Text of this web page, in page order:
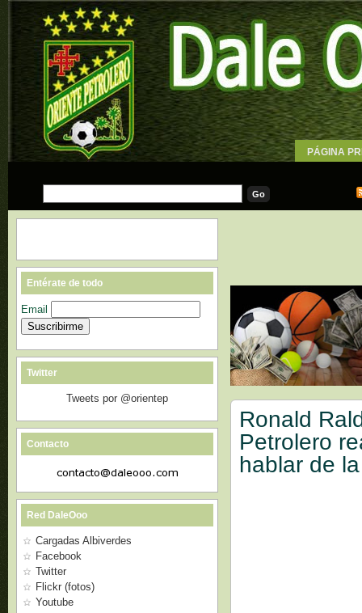
PÁGINA
Ronald
Petrolero
hablar de
Entérate de todo
Email
Twitter
Tweets por @orientep
Contacto
Red DaleOoo
Cargadas Albiverdes
Facebook
Twitter
Flickr (fotos)
Youtube